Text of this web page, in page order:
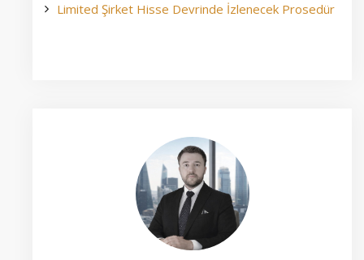
Limited Şirket Hisse Devrinde İzlenecek Prosedür